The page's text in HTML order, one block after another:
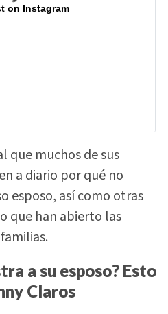
on Instagram
que muchos de sus
a diario por qué no
esposo, así como otras
que han abierto las
a su esposo? Esto
Claros